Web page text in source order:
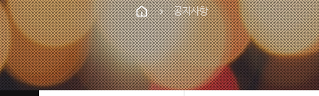
PrevNext
chevron_right 공지사항